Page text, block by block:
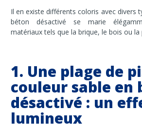
Il en existe différents coloris avec divers
béton désactivé se marie
matériaux tels que la brique, le bois ou la
1. Une plage de
couleur sable en
désactivé : un
lumineux